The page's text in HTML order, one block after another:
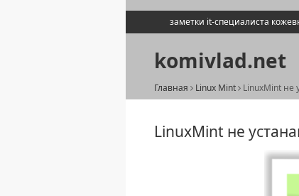
заметки it-специалиста
komivlad.net
Главная Linux Mint LinuxMint не
LinuxMint не